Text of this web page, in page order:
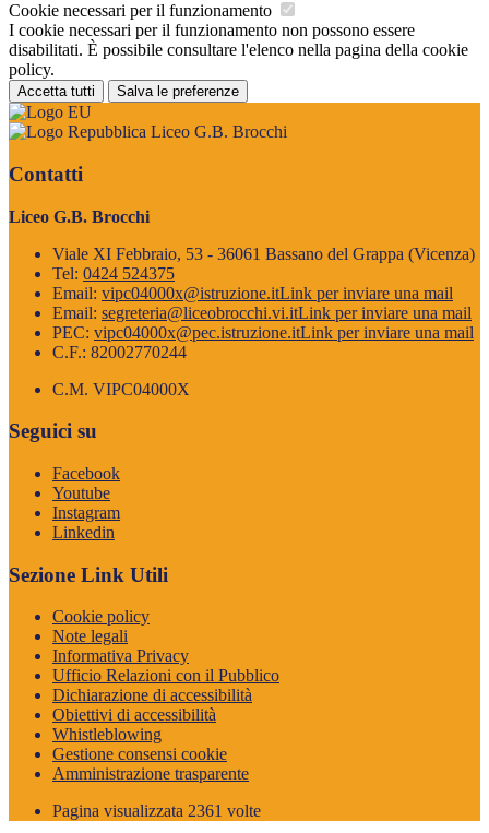
Cookie necessari per il funzionamento
I cookie necessari per il funzionamento non possono essere
disabilitati. È possibile consultare l'elenco nella pagina della cookie
policy.
Accetta tutti Salva le preferenze
Liceo G.B. Brocchi
Contatti
Liceo G.B. Brocchi
Viale XI Febbraio, 53 - 36061 Bassano del Grappa (Vicenza)
Tel: 0424 524375
Email: vipc04000x@istruzione.itLink per inviare una mail
Email: segreteria@liceobrocchi.vi.itLink per inviare una mail
PEC: vipc04000x@pec.istruzione.itLink per inviare una mail
C.F.: 82002770244
C.M. VIPC04000X
Seguici su
Facebook
Youtube
Instagram
Linkedin
Sezione Link Utili
Cookie policy
Note legali
Informativa Privacy
Ufficio Relazioni con il Pubblico
Dichiarazione di accessibilità
Obiettivi di accessibilità
Whistleblowing
Gestione consensi cookie
Amministrazione trasparente
Pagina visualizzata 2361 volte